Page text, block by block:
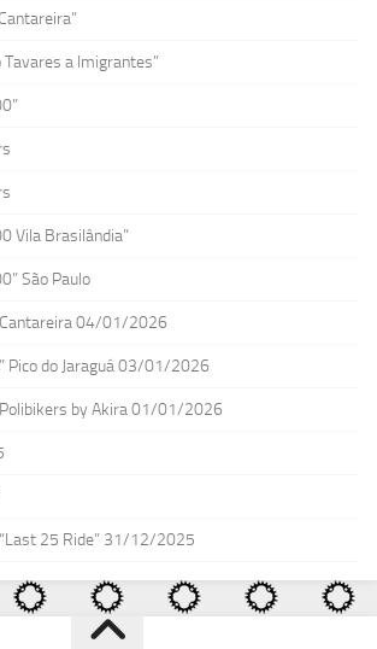
Tavares a Imigrantes”
Vila Brasilândia”
São Paulo
Cantareira 04/01/2026
Pico do Jaraguá 03/01/2026
by Akira 01/01/2026
25 Ride” 31/12/2025